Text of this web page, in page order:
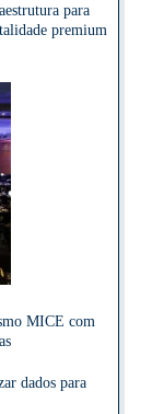
para
premium
MICE com
dados para